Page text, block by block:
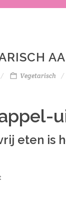
Vegetarisch
eten is